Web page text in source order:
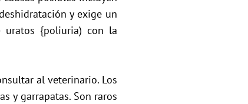
y exige un
uratos {poliuria) con la
al veterinario. Los
y garrapatas. Son raros